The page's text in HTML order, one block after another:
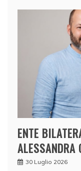
ENTE
ALESSANDRA
30 Luglio 2026